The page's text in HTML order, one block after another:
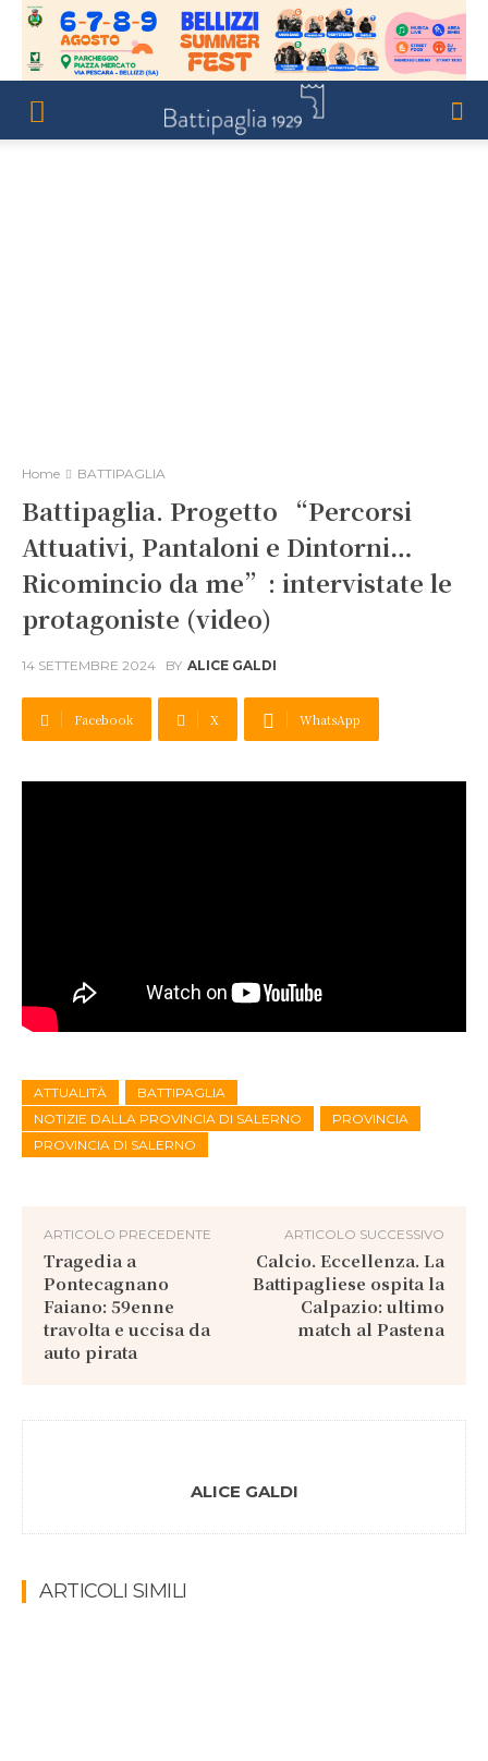
Home BATTIPAGLIA
Battipaglia. Progetto “Percorsi
Attuativi, Pantaloni e Dintorni…
Ricomincio da me”: intervistate le
protagoniste (video)
14 SETTEMBRE 2024 BY ALICE GALDI
Facebook X WhatsApp
ATTUALITÀ
BATTIPAGLIA
NOTIZIE DALLA PROVINCIA DI SALERNO
PROVINCIA
PROVINCIA DI SALERNO
ARTICOLO PRECEDENTE
Tragedia a
Pontecagnano
Faiano: 59enne
travolta e uccisa da
auto pirata
ARTICOLO SUCCESSIVO
Calcio. Eccellenza. La
Battipagliese ospita la
Calpazio: ultimo
match al Pastena
ALICE GALDI
ARTICOLI SIMILI